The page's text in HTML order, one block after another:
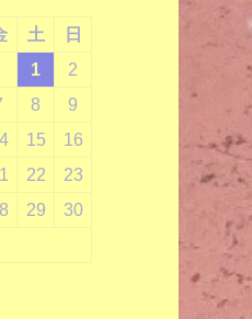
土
日
1
2
8
9
15
16
22
23
29
30